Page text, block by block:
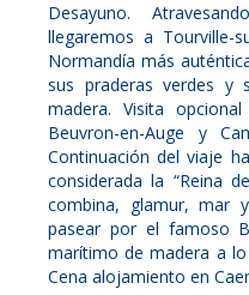
Desayuno.
llegaremos a Tourville-
Normandía más
sus praderas verdes y
madera. Visita
Beuvron-en-Auge y
Continuación del viaje
considerada la “Reina
combina, glamur, mar
pasear por el famoso
marítimo de madera a
Cena alojamiento en